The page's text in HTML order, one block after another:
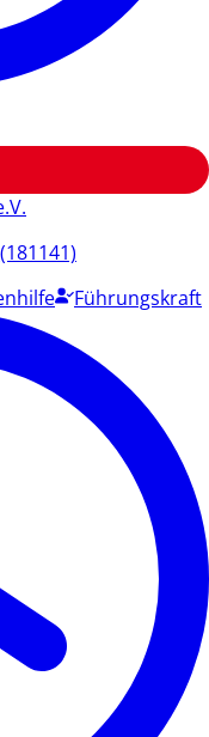
Führungskraft